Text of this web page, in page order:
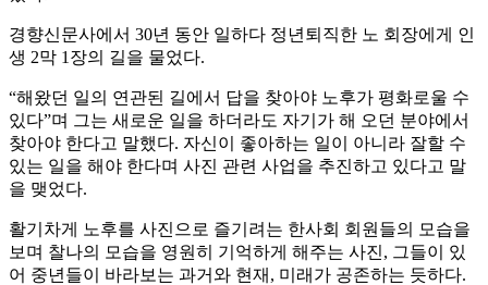
경향신문사에서 30년 동안 일하다 정년퇴직한 노 회장에게 인
생 2막 1장의 길을 물었다.
“해왔던 일의 연관된 길에서 답을 찾아야 노후가 평화로울 수
있다”며 그는 새로운 일을 하더라도 자기가 해 오던 분야에서
찾아야 한다고 말했다. 자신이 좋아하는 일이 아니라 잘할 수
있는 일을 해야 한다며 사진 관련 사업을 추진하고 있다고 말
을 맺었다.
활기차게 노후를 사진으로 즐기려는 한사회 회원들의 모습을
보며 찰나의 모습을 영원히 기억하게 해주는 사진, 그들이 있
어 중년들이 바라보는 과거와 현재, 미래가 공존하는 듯하다.